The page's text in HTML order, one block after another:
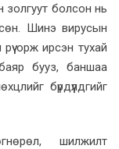
болсон нь
Шинэ вирусын
орж ирсэн тухай
бууз, баншаа
бүрдүүлдгийг
шилжилт